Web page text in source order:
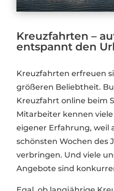
Kreuzfahrten –
entspannt den
Kreuzfahrten erfreuen
größeren Beliebtheit.
Kreuzfahrt online beim
Mitarbeiter kennen
eigener Erfahrung, weil
schönsten Wochen des
verbringen. Und viele
Angebote sind